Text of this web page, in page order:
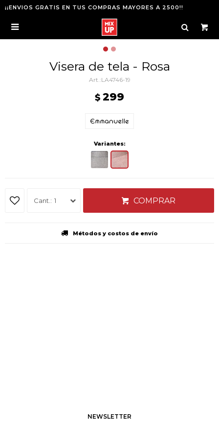
¡¡ENVIOS GRATIS EN TUS COMPRAS MAYORES A 2500!!

Visera de tela - Rosa
LA4746-19
$ 299
Variantes:
1 COMPRAR
Métodos y costos de envío
NEWSLETTER